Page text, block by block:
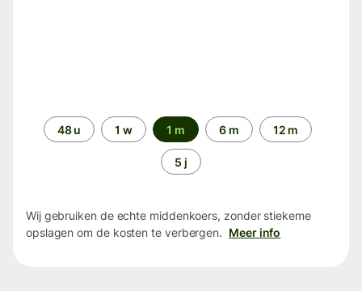
Periode48 u 1 w 1 m 6 m 12 m
5 j
Wij gebruiken de echte middenkoers, zonder stiekeme
opslagen om de kosten te verbergen. Meer info